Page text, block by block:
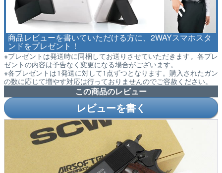
商品レビューを書いていただける方に、2WAYスマホスタ
ンドをプレゼント！
※プレゼントは発送時に同梱してお送りさせていただきます。各プレ
ゼントの内容は予告なく変更になる場合がございます。
※各プレゼントは1発送に対して1点ずつとなります。購入されたガン
の数に応じて増やす対応は行っておりませんのでご容赦ください。
この商品のレビュー
レビューを書く